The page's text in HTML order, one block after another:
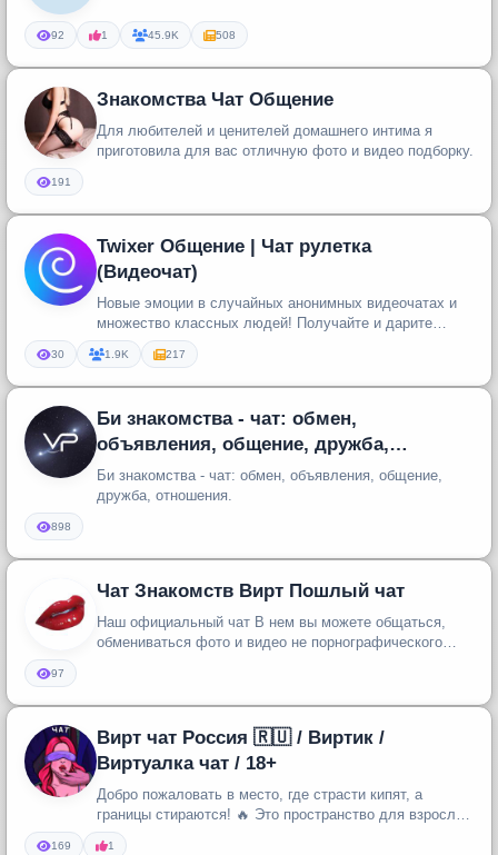
92 1 45.9K 508
Знакомства Чат Общение
Для любителей и ценителей домашнего интима я
приготовила для вас отличную фото и видео подборку.
191
Twixer Общение | Чат рулетка
(Видеочат)
Новые эмоции в случайных анонимных видеочатах и
множество классных людей! Получайте и дарите
подарки, зарабатывайте моне...
30 1.9K 217
Би знакомства - чат: обмен,
объявления, общение, дружба,
отношения.
Би знакомства - чат: обмен, объявления, общение,
дружба, отношения.
898
Чат Знакомств Вирт Пошлый чат
Наш официальный чат В нем вы можете общаться,
обмениваться фото и видео не порнографического
97
Вирт чат Россия 🇷🇺 / Виртик /
Виртуалка чат / 18+
Добро пожаловать в место, где страсти кипят, а
границы стираются! 🔥 Это пространство для взрослых
(18+), готовых к откро...
169 1